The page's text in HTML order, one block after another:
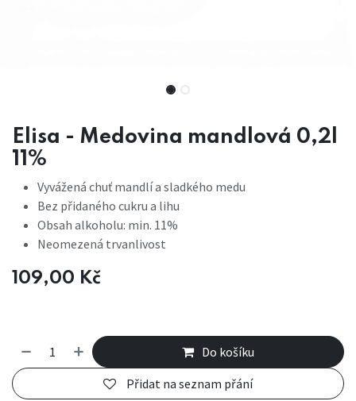
Elisa - Medovina mandlová 0,2l
11%
Vyvážená chuť mandlí a sladkého medu
Bez přidaného cukru a lihu
Obsah alkoholu: min. 11%
Neomezená trvanlivost
109,00 Kč
Do košíku
Přidat na seznam přání